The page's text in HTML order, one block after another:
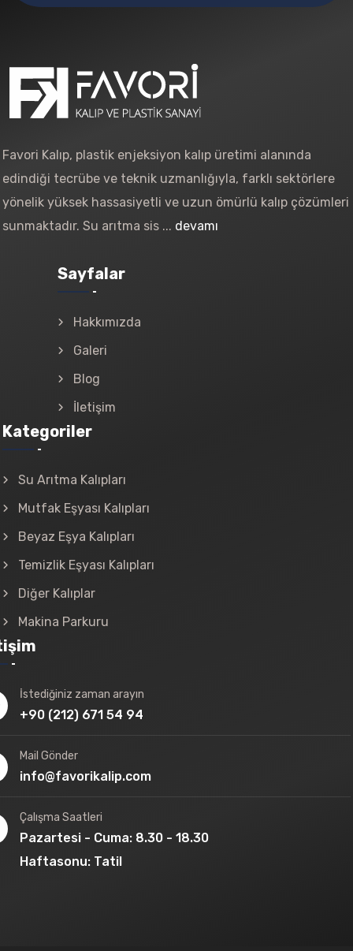
Favori Kalıp, plastik enjeksiyon kalıp üretimi alanında
edindiği tecrübe ve teknik uzmanlığıyla, farklı sektörlere
yönelik yüksek hassasiyetli ve uzun ömürlü kalıp çözümleri
sunmaktadır. Su arıtma sis ... devamı
Sayfalar
Hakkımızda
Galeri
Blog
İletişim
Kategoriler
Su Arıtma Kalıpları
Mutfak Eşyası Kalıpları
Beyaz Eşya Kalıpları
Temizlik Eşyası Kalıpları
Diğer Kalıplar
Makina Parkuru
İstediğiniz zaman arayın
+90 (212) 671 54 94
Mail Gönder
info@favorikalip.com
Çalışma Saatleri
Pazartesi - Cuma: 8.30 - 18.30
Haftasonu: Tatil